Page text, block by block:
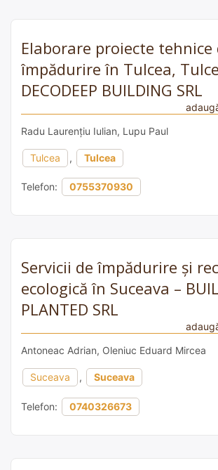
Elaborare proiecte tehnice
împădurire în Tulcea,
DECODEEP BUILDING SRL
Radu Laurențiu Iulian, Lupu Paul
Tulcea , Tulcea
Telefon: 0755370930
Servicii de împădurire și
ecologică în Suceava –
PLANTED SRL
Antoneac Adrian, Oleniuc Eduard Mircea
Suceava , Suceava
Telefon: 0740326673